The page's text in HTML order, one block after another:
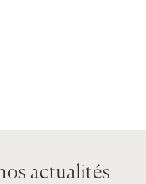
actualités